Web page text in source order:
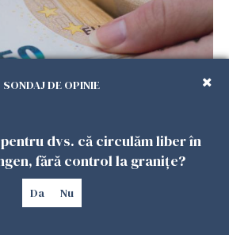
de euro din venituri,
SONDAJ DE OPINIE
dvs. că circulăm liber în
fără control la granițe?
Da Nu